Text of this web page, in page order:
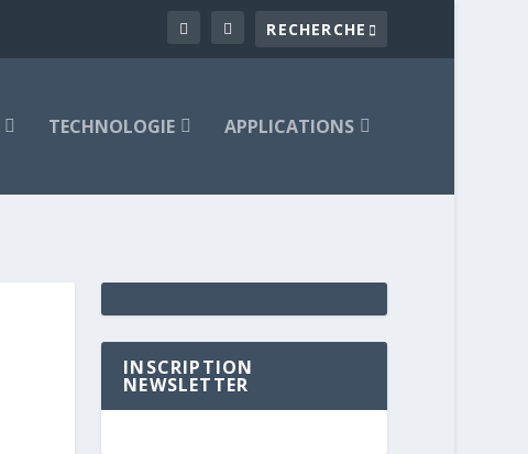
TECHNOLOGIE APPLICATIONS
INSCRIPTION
NEWSLETTER